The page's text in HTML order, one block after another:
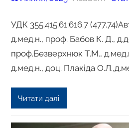
УДК 355.415.61:616.7
д.мед.н., проф. Бабов К. Д.,
проф.Безверхнюк Т.М.,
д.мед.н., доц. Плакіда
Читати далі